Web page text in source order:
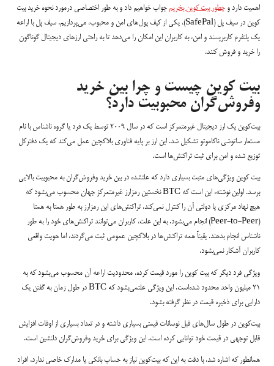
اهمیت دارد و چطور بیت کوین بخریم جواب خواهیم داد و به طور اختصاصی درمورد نحوه خرید بیت
کوین در سیف پل (SafePal)، یکی از کیف پول‌های امن و محبوب، می‌پردازیم. سیف پل با اراعه
یک پلتفرم کاربرپسند و امن، به کاربران این امکان را می‌دهد تا به راحتی ارزهای دیجیتال گوناگون
را خرید و فروش کنند.
بیت کوین چیست و چرا بین خرید
وفروش‌گران محبوبیت دارد؟
بیت‌کوین یک ارز دیجیتال غیرمتمرکز است که در سال 2009 توسط یک فرد یا گروه ناشناس با نام
مستعار ساتوشی ناکاموتو تشکیل شد. این ارز بر پایه فناوری بلاکچین عمل می‌کند که یک دفترکل
توزیع شده و امن برای ثبت تراکنش‌ها است.
بیت کوین ویژگی‌های مثبت بسیاری دارد که علتشده در بین خرید وفروش‌گران به محبوبیت بالایی
برسد. اولین نوشته، این است که BTC نخستین رمزارز غیرمتمرکز جهان محسوب می‌بشود که
هیچ نهاد مرکزی یا دولتی آن را کنترل نمی‌کند. تراکنش‌های این رمزارز به طور همتا به همتا
(Peer-to-Peer) انجام می‌بشود. به این علت، کاربران می‌توانند تراکنش‌های خود را به طور
ناشناس انجام بدهند. یقیناً همه تراکنش‌ها در بلاکچین عمومی ثبت می‌گردند، اما هویت واقعی
کاربران آشکار نمی‌بشود.
ویژگی فرد دیگر که بیت کوین را مورد قیمت کرده، محدودیت اراعه آن محسوب می‌بشود که به
21 میلیون واحد محدود شده‌است. این ویژگی علتمی‌بشود که BTC در طول زمان به گفتن یک
دارایی برای ذخیره قیمت در نظر گرفته بشود.
بیت‌کوین در طول سال‌های قبل نوسانات قیمتی بسیاری داشته و در تعداد بسیاری از اوقات افزایش
قابل توجهی در قیمت خود توانایی کرده است. این ویژگی برای خرید وفروش‌گران دلنشین است.
همانطور که اشاره شد، با دقت به این که بیت‌کوین نیاز به حساب بانکی یا مدارک خاصی ندارد، افراد